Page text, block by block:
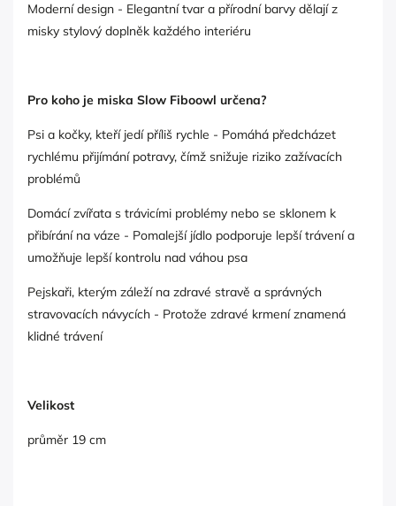
Moderní design - Elegantní tvar a přírodní barvy dělají z
misky stylový doplněk každého interiéru
Pro koho je miska Slow Fiboowl určena?
Psi a kočky, kteří jedí příliš rychle - Pomáhá předcházet
rychlému přijímání potravy, čímž snižuje riziko zažívacích
problémů
Domácí zvířata s trávicími problémy nebo se sklonem k
přibírání na váze - Pomalejší jídlo podporuje lepší trávení a
umožňuje lepší kontrolu nad váhou psa
Pejskaři, kterým záleží na zdravé stravě a správných
stravovacích návycích - Protože zdravé krmení znamená
klidné trávení
Velikost
průměr 19 cm